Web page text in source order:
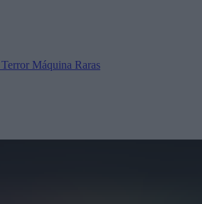
Terror Máquina Raras